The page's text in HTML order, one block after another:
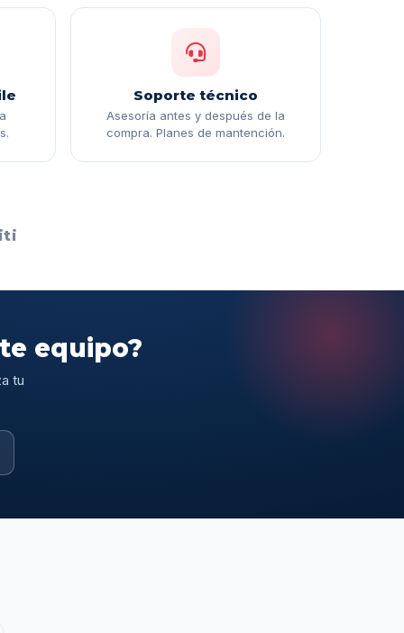
Soporte técnico
Asesoría antes y después de la
compra. Planes de mantención.
equipo?
tu